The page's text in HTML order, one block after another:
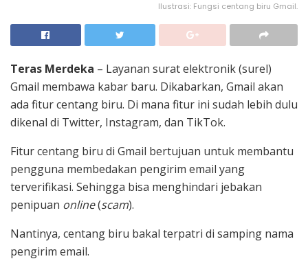
Ilustrasi: Fungsi centang biru Gmail.
Teras Merdeka – Layanan surat elektronik (surel)
Gmail membawa kabar baru. Dikabarkan, Gmail akan
ada fitur centang biru. Di mana fitur ini sudah lebih dulu
dikenal di Twitter, Instagram, dan TikTok.
Fitur centang biru di Gmail bertujuan untuk membantu
pengguna membedakan pengirim email yang
terverifikasi. Sehingga bisa menghindari jebakan
penipuan online(scam).
Nantinya, centang biru bakal terpatri di samping nama
pengirim email.